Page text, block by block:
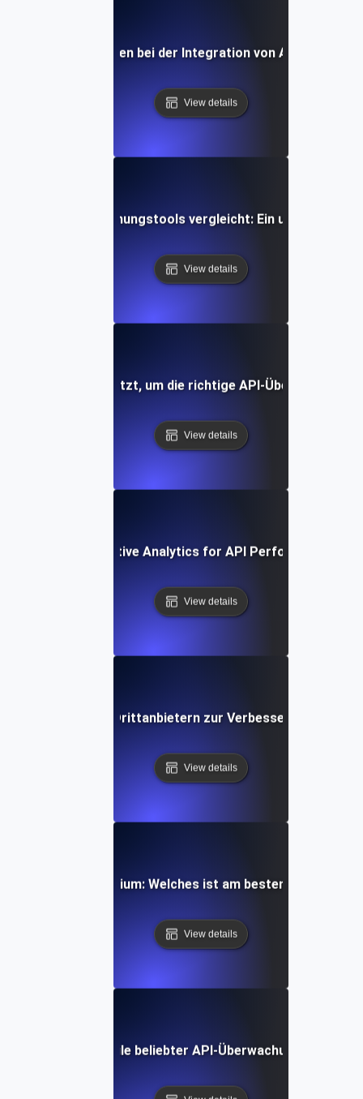
Entwicklungen bei der Integration von API-
View details
man API-Überwachungstools vergleicht: Ein
View details
Daten nutzt, um die richtige API-
View details
to Use Comparative Analytics for API Performance
View details
von Tools von Drittanbietern zur Verbesserung der
View details
Cypress vs. Selenium: Welches ist am besten für die
View details
Vor- und Nachteile beliebter API-